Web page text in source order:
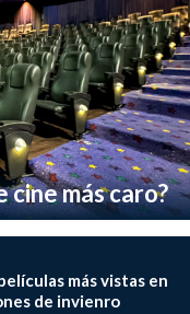
cine más caro?
más vistas en
de invienro